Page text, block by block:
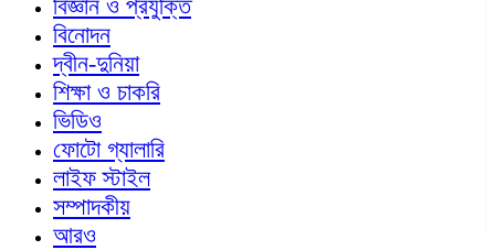
বিজ্ঞান ও প্রযুক্তি
বিনোদন
দ্বীন-দুনিয়া
শিক্ষা ও চাকরি
ভিডিও
ফোটো গ্যালারি
লাইফ স্টাইল
সম্পাদকীয়
আরও